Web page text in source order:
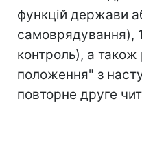
функцій держави
самоврядування),
контроль), а також
положення" з
повторне друге